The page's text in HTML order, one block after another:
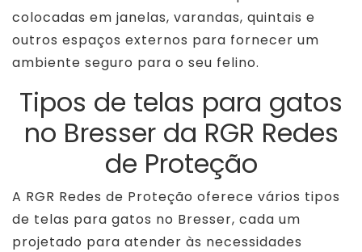
colocadas em janelas, varandas, quintais e
outros espaços externos para fornecer um
ambiente seguro para o seu felino.
Tipos de telas para gatos
no Bresser da RGR Redes
de Proteção
A RGR Redes de Proteção oferece vários tipos
de telas para gatos no Bresser, cada um
projetado para atender às necessidades